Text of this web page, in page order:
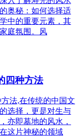
奥秘：如何选择适
中的重要元素，其
庭氛围。风
四种方法
法,在传统的中国文
选择，更是对生与
亦即墓地的风水，
这片神秘的领域